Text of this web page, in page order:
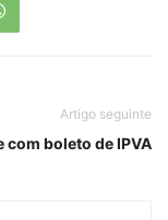
Artigo seguinte
com boleto de IPVA